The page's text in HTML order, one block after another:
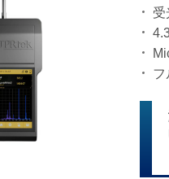
受
フ